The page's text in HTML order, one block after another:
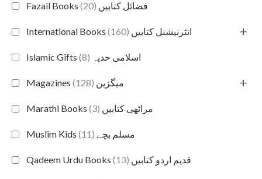
Fazail Books فضائل کتابیں (20)
International Books انٹرنیشنل کتابیں (160) +
Islamic Gifts اسلامی حدیہ (8)
Magazines میگزین (128) +
Marathi Books مراٹھی کتابیں (3)
Muslim Kids مسلم بچے (11)
Qadeem Urdu Books قدیم اردو کتابیں (13)